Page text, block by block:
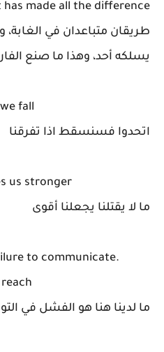
has made all the difference
طريقان متباعدان في الغابة،
يسلكه أحد، وهذا ما صنع
fall
اتحدوا فسنسقط اذا تفرقنا
us stronger
ما لا يقتلنا يجعلنا أقوى
to communicate.
ما لدينا هنا هو الفشل في